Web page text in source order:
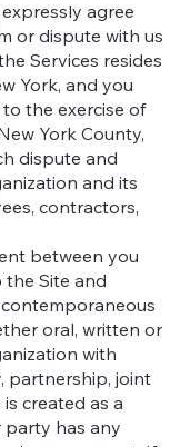
agree
or dispute with us
Services resides
York, and you
the exercise of
York County,
dispute and
and its
contractors,
between you
Site and
oral, written or
with
partnership, joint
created as a
party has any